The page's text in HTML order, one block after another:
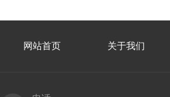
网站首页 关于我们